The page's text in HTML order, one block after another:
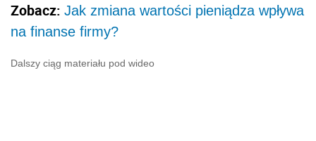
Zobacz: Jak zmiana wartości pieniądza wpływa
na finanse firmy?
Dalszy ciąg materiału pod wideo